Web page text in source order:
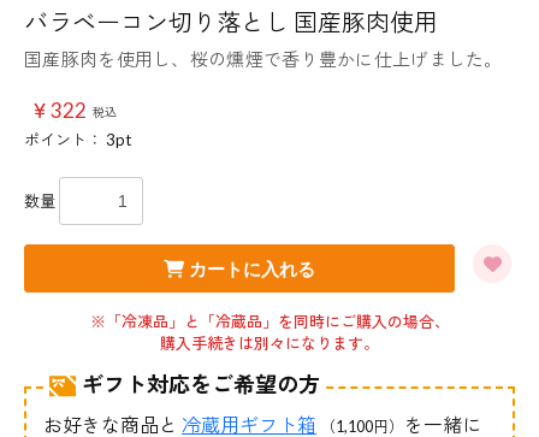
バラベーコン切り落とし 国産豚肉使用
国産豚肉を使用し、桜の燻煙で香り豊かに仕上げました。
￥322 税込
ポイント： 3pt
数量
カートに入れる
※「冷凍品」と「冷蔵品」を同時にご購入の場合、
購入手続きは別々になります。
ギフト対応をご希望の方
お好きな商品と 冷蔵用ギフト箱 （1,100円）
を一緒に